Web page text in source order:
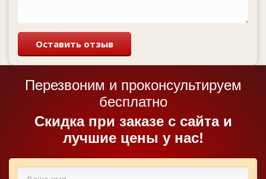
Оставить отзыв
Перезвоним и проконсультируем
бесплатно
Cкидка при заказе с сайта и
лучшие цены у нас!